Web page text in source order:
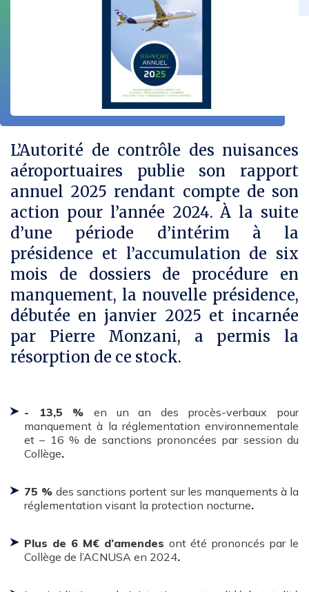
o
o
k
s
u
r
L
n
k
e
d
i
n
z
s
T
w
i
t
t
e
r
L’Autorité de contrôle des nuisances
aéroportuaires publie son rapport
annuel 2025 rendant compte de son
action pour l’année 2024. À la suite
d’une période d’intérim à la
présidence et l’accumulation de six
mois de dossiers de procédure en
manquement, la nouvelle présidence,
débutée en janvier 2025 et incarnée
par Pierre Monzani, a permis la
résorption de ce stock.
- 13,5 % en un an des procès-verbaux pour
manquement à la réglementation environnementale
et – 16 % de sanctions prononcées par session du
Collège.
75 %des sanctions portent sur les manquements à la
réglementation visant la protection nocturne.
Plus de 6 M€ d’amendes ont été prononcés par le
Collège de l’ACNUSA en 2024.